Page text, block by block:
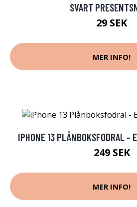
SVART
29 SEK
MER INFO!
IPHONE 13 PLÅNBOKSFODRAL -
249 SEK
MER INFO!